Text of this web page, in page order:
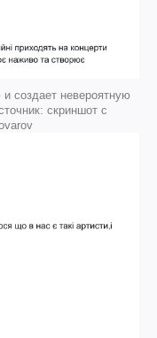
создает невероятную
скриншот с